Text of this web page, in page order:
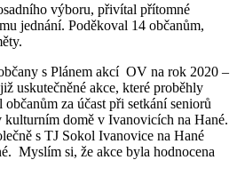
výboru, přivítal přítomné
jednání. Poděkoval 14 občanům,
s Plánem akcí OV na rok 2020 –
uskutečněné akce, které proběhly
za účast při setkání seniorů
kulturním domě v Ivanovicích na Hané.
s TJ Sokol Ivanovice na Hané
Myslím si, že akce byla hodnocena